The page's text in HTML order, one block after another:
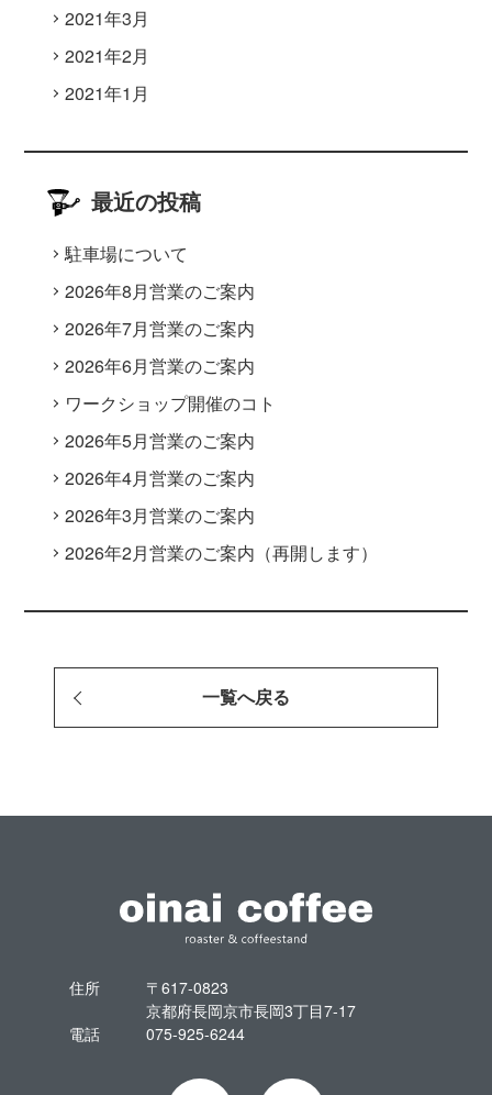
2021年3月
2021年2月
2021年1月
最近の投稿
駐車場について
2026年8月営業のご案内
2026年7月営業のご案内
2026年6月営業のご案内
ワークショップ開催のコト
2026年5月営業のご案内
2026年4月営業のご案内
2026年3月営業のご案内
2026年2月営業のご案内（再開します）
一覧へ戻る
住所
〒617-0823
京都府長岡京市長岡3丁目7-17
電話
075-925-6244